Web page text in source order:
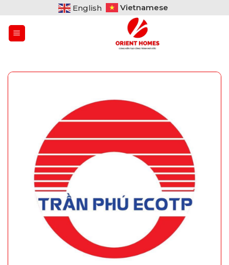
dung
English Vietnamese